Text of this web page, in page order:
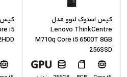
Intel HD
1xVGA, 8xUSB 3.0, 2xUSB 2.0,
2xAudio, 2xPS/2, 2x Display,
کیس استوک لنوو مدل
Lenovo ThinkCentre
M710q Core i5 6500T 8GB
256SSD
i5